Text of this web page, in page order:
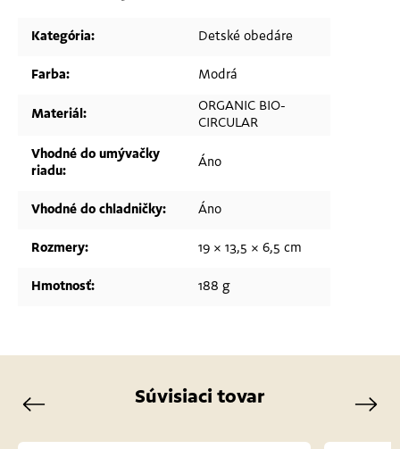
Kategória: Detské obedáre
Farba: Modrá
Materiál:
ORGANIC BIO-
CIRCULAR
Vhodné do umývačky
riadu:
Áno
Vhodné do chladničky: Áno
Rozmery: 19 × 13,5 × 6,5 cm
Hmotnosť: 188 g
Súvisiaci tovar
Previous Next